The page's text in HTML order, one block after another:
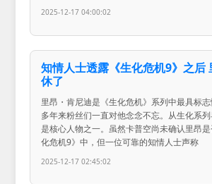
2025-12-17 04:00:02
知情人士透露《生化危机9》之后
休了
里昂・肯尼迪是《生化危机》系列中最具标志
多年来粉丝们一直对他念念不忘。从生化系
是核心人物之一。虽然卡普空尚未确认里昂
化危机9》中，但一位可靠的知情人士声称
2025-12-17 02:45:02